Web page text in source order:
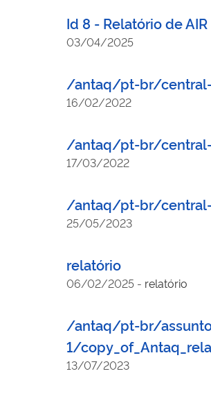
Id 8 - Relatório de AIR
03/04/2025
/antaq/pt-br/central-
16/02/2022
/antaq/pt-br/central-
17/03/2022
/antaq/pt-br/central-
25/05/2023
relatório
06/02/2025 - relatório
/antaq/pt-br/
1/
13/07/2023